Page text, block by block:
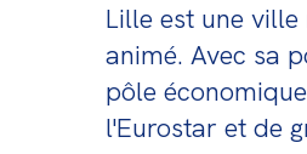
Lille est une
animé. Avec sa
pôle
l'Eurostar et de